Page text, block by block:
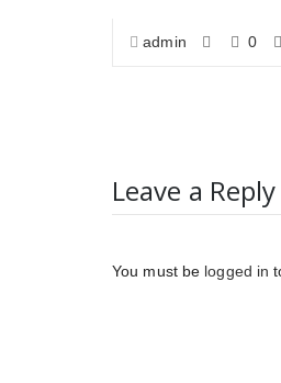
admin 0
Leave a Reply
You must be logged in